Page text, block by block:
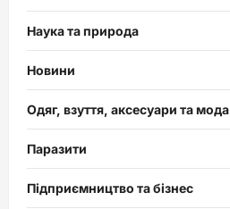
Наука та природа
Новини
Одяг, взуття, аксесуари та мода
Паразити
Підприємництво та бізнес